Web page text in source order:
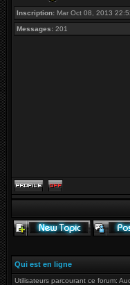
Inscription: Mar Oct 08, 2013
Messages: 201
Qui est en ligne
Utilisateurs parcourant ce forum: